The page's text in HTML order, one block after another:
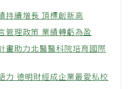
持續增長 頂標創新高
管理政策 業績轉虧為盈
畫助力北醫醫科院培育國際
力 德明財經成企業最愛私校